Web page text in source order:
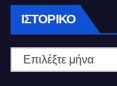
ΙΣΤΟΡΙΚΌ Ιστορικό